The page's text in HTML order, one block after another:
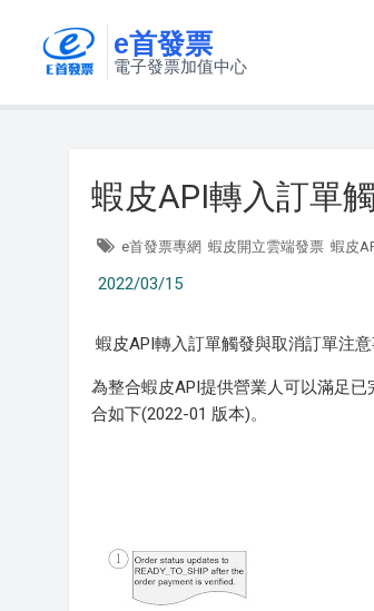
e首發票
電子發票加值中心
蝦皮API轉入訂單
e首發票專網 蝦皮開立雲端發票 蝦皮
2022/03/15
蝦皮API轉入訂單觸發與取消訂單注
為整合蝦皮API提供營業人可以滿足
合如下(2022-01 版本)。